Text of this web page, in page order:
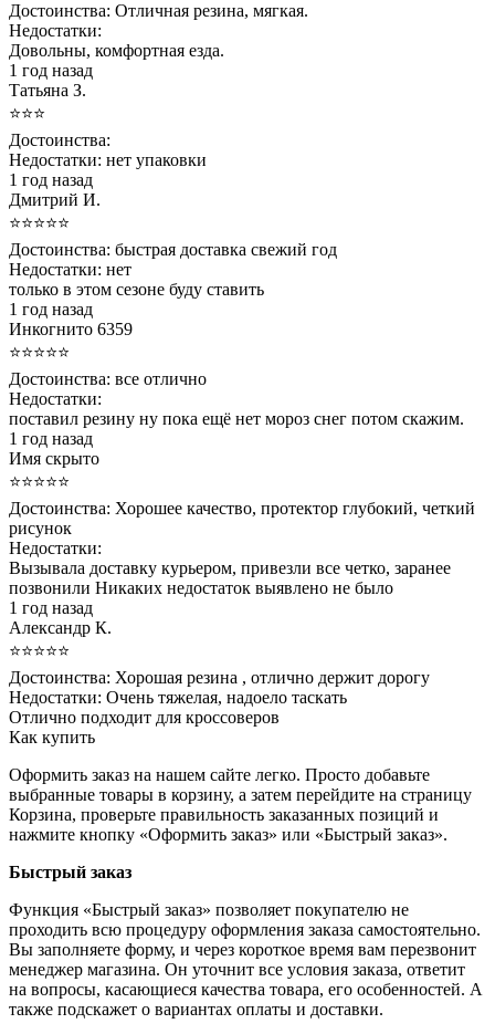
Достоинства: Отличная резина, мягкая.
Недостатки:
Довольны, комфортная езда.
1 год назад
Татьяна З.
⭐⭐⭐
Достоинства:
Недостатки: нет упаковки
1 год назад
Дмитрий И.
⭐⭐⭐⭐⭐
Достоинства: быстрая доставка свежий год
Недостатки: нет
только в этом сезоне буду ставить
1 год назад
Инкогнито 6359
⭐⭐⭐⭐⭐
Достоинства: все отлично
Недостатки:
поставил резину ну пока ещё нет мороз снег потом скажим.
1 год назад
Имя скрыто
⭐⭐⭐⭐⭐
Достоинства: Хорошее качество, протектор глубокий, четкий
рисунок
Недостатки:
Вызывала доставку курьером, привезли все четко, заранее
позвонили Никаких недостаток выявлено не было
1 год назад
Александр К.
⭐⭐⭐⭐⭐
Достоинства: Хорошая резина , отлично держит дорогу
Недостатки: Очень тяжелая, надоело таскать
Отлично подходит для кроссоверов
Как купить
Оформить заказ на нашем сайте легко. Просто добавьте
выбранные товары в корзину, а затем перейдите на страницу
Корзина, проверьте правильность заказанных позиций и
нажмите кнопку «Оформить заказ» или «Быстрый заказ».
Быстрый заказ
Функция «Быстрый заказ» позволяет покупателю не
проходить всю процедуру оформления заказа самостоятельно.
Вы заполняете форму, и через короткое время вам перезвонит
менеджер магазина. Он уточнит все условия заказа, ответит
на вопросы, касающиеся качества товара, его особенностей. А
также подскажет о вариантах оплаты и доставки.